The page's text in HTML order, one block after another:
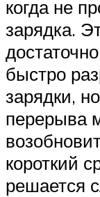
когда не
зарядка.
быстро
зарядки,
перерыва
короткий
решается